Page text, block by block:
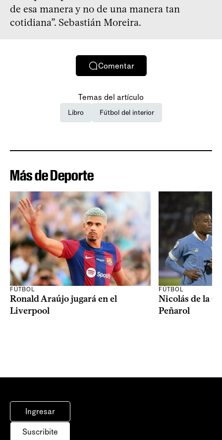
de esa manera y no de una manera tan
cotidiana”. Sebastián Moreira.
Comentar
Temas del artículo
Libro Fútbol del interior
Más de Deporte
FÚTBOL
Ronald Araújo jugará en el
Liverpool
FÚTBOL
Nicolás de la
Peñarol
Ingresar
Suscribite